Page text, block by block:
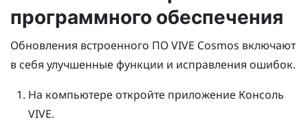
программного обеспечения
Обновления встроенного ПОVIVE Cosmos включают
в себя улучшенные функции и исправления ошибок.
На компьютере откройте приложение Консоль
VIVE.